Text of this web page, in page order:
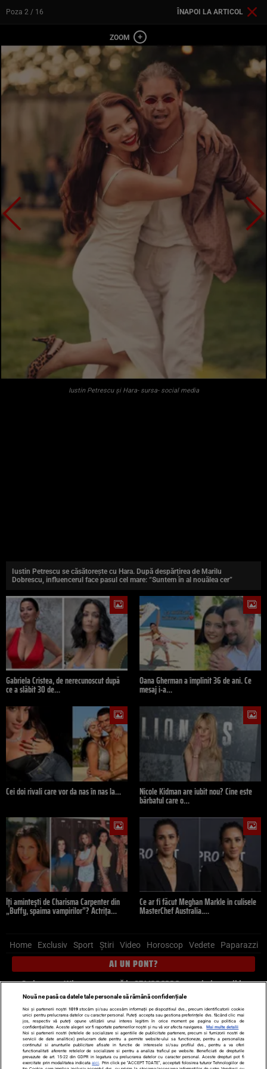
Poza 2 / 16 ÎNAPOI LA ARTICOL
Iustin Petrescu și Hara- sursa- social media
Iustin Petrescu se căsătorește cu Hara. După despărțirea de Marilu
Dobrescu, influencerul face pasul cel mare: “Suntem în al nouălea cer”
Gabriela Cristea, de nerecunoscut după
ce a slăbit 30 de…
Oana Gherman a împlinit 36 de ani. Ce
mesaj i-a…
Cei doi rivali care vor da nas în nas la… Nicole Kidman are iubit nou? Cine este
bărbatul care o…
Îți amintești de Charisma Carpenter din
„Buffy, spaima vampirilor”? Actrița…
Ce ar fi făcut Meghan Markle în culisele
MasterChef Australia.…
Home Exclusiv Sport Știri Video Horoscop Vedete Paparazzi
AI UN PONT?
Scrie-ne pe Whatsapp, sună la 0741226226 sau trimite mail la
pont@cancan.ro
Știri interne Știri externe
Politică
Ultimele stiri
Diete Insula Iubirii Dictionar de vise
LIFE STYLE
Horoscop
Nouă ne pasă ca datele tale personale să rămână confidențiale
Noi și partenerii noștri 1019stocăm și/sau accesăm informații pe dispozitivul dvs., precum identificatorii cookie
unici pentru prelucrarea datelor cu caracter personal. Puteți accepta sau gestiona preferințele dvs. făcând clic mai
jos, respectiv vă puteți opune utilizării unui interes legitim în orice moment pe pagina cu politica de
confidențialitate. Aceste alegeri vor fi raportate partenerilor noștri și nu vă vor afecta navigarea.
Mai multe detalii
Noi si partenerii nostri (retelele de socializare si agentiile de publicitate partenere, precum si furnizorii nostri de
servicii de date analitice) prelucram date pentru a permite website-ului sa functioneze, pentru a personaliza
continutul si anunturile publicitare afisate in functie de interesele si/sau profilul dvs., pentru a va oferi
functionalitati aferente retelelor de socializare si pentru a analiza traficul pe website. Beneficiati de drepturile
prevazute de art. 15-22 din GDPR in legatura cu prelucrarea datelor cu caracter personal. Aceste drepturi pot fi
exercitate prin modalitatea indicataaici . Prin click pe “ACCEPT TOATE”, acceptati folosirea tuturor Tehnologiilor de